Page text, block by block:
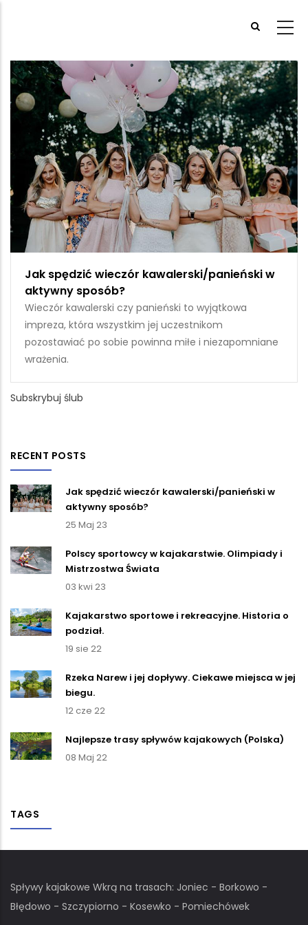
Jak spędzić wieczór kawalerski/panieński w
aktywny sposób?
Wieczór kawalerski czy panieński to wyjątkowa
impreza, która wszystkim jej uczestnikom
pozostawiać po sobie powinna miłe i niezapomniane
wrażenia.
Subskrybuj ślub
RECENT POSTS
Jak spędzić wieczór kawalerski/panieński w
aktywny sposób?
25 Maj 23
Polscy sportowcy w kajakarstwie. Olimpiady i
Mistrzostwa Świata
03 kwi 23
Kajakarstwo sportowe i rekreacyjne. Historia o
podział.
19 sie 22
Rzeka Narew i jej dopływy. Ciekawe miejsca w jej
biegu.
12 cze 22
Najlepsze trasy spływów kajakowych (Polska)
08 Maj 22
TAGS
Spływy kajakowe Wkrą na trasach: Joniec - Borkowo -
Błędowo - Szczypiorno - Kosewko - Pomiechówek